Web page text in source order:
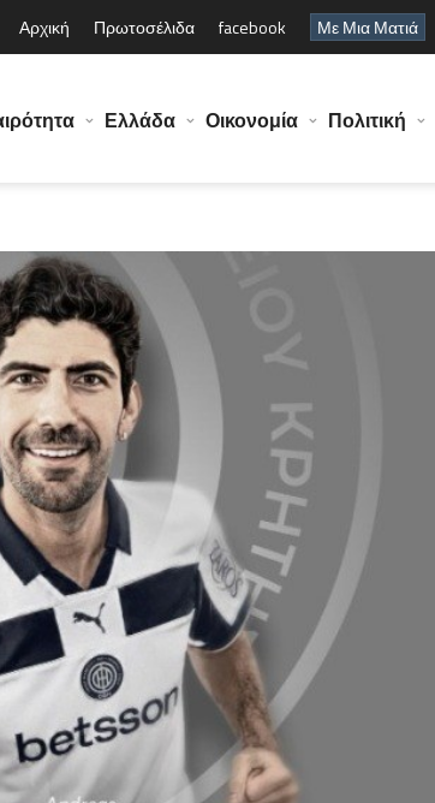
Αρχική Πρωτοσέλιδα facebook Με Μια Ματιά
Ελλάδα Οικονομία Πολιτική